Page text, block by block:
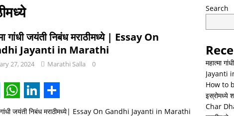
गांधी जयंती निबंध मराठीमध्ये | Essay On
Jayanti in Marathi
27, 2024 Marathi Salla 0
W L S
गांधी जयंती निबंध मराठीमध्ये| Essay On Gandhi Jayanti in Marathi
Search
महात्मा
Jayanti
How to
इस्रोमध्ये
Char